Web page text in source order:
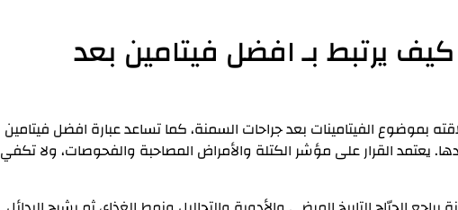
يرتبط بـ افضل فيتامين بعد
بموضوع الفيتامينات بعد جراحات السمنة، كما تساعد عبارة افضل فيتامين
يعتمد القرار على مؤشر الكتلة والأمراض المصاحبة والفحوصات، ولا تكفي